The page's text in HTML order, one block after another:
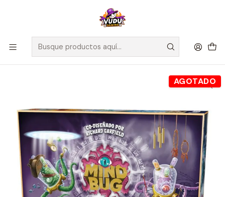
🚀 ¡Despachamos a todo Chile! Envío GRATIS a Regiones sobre
$100.000 y a RM sobre $35.000
Inicio Juegos de Mesa Editorial Devir
Mind Bug - Expansion Más Allá: Eternidad
AGOTADO